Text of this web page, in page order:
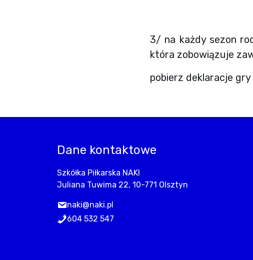
3/ na każdy sezon
która zobowiązuje
pobierz deklaracje
Dane kontaktowe
Szkółka Piłkarska NAKI
Juliana Tuwima 22, 10-771 Olsztyn
naki@naki.pl
604 532 547